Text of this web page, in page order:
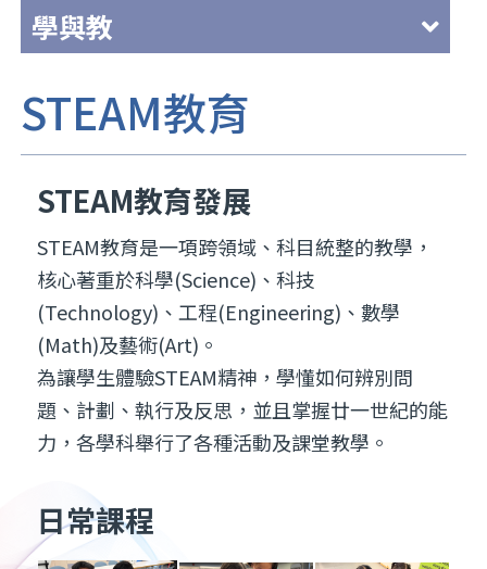
學與教
STEAM教育
STEAM教育發展
STEAM教育是一項跨領域、科目統整的教學，
核心著重於科學(Science)、科技
(Technology)、工程(Engineering)、數學
(Math)及藝術(Art)。
為讓學生體驗STEAM精神，學懂如何辨別問
題、計劃、執行及反思，並且掌握廿一世紀的能
力，各學科舉行了各種活動及課堂教學。
日常課程